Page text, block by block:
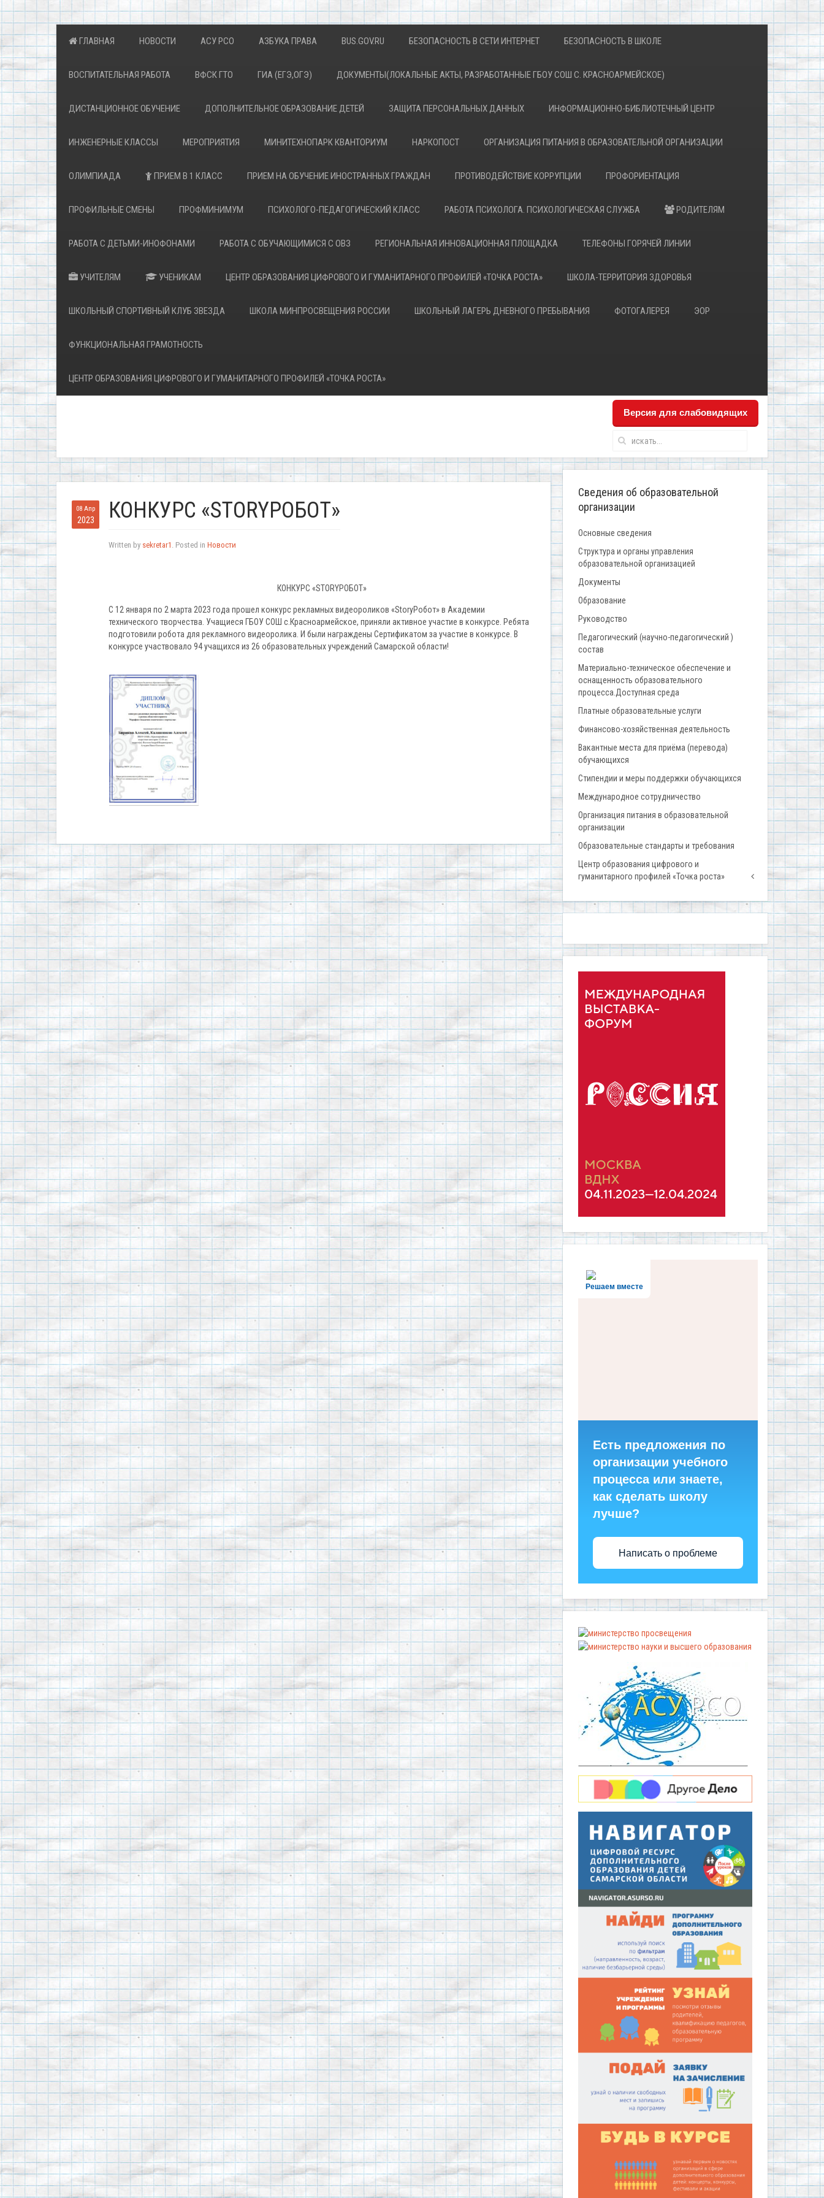
ГЛАВНАЯ НОВОСТИ АСУ РСО АЗБУКА ПРАВА BUS.GOV.RU БЕЗОПАСНОСТЬ В СЕТИ ИНТЕРНЕТ БЕЗОПАСНОСТЬ В ШКОЛЕ
ВОСПИТАТЕЛЬНАЯ РАБОТА ВФСК ГТО ГИА (ЕГЭ,ОГЭ) ДОКУМЕНТЫ(ЛОКАЛЬНЫЕ АКТЫ, РАЗРАБОТАННЫЕ ГБОУ СОШ С. КРАСНОАРМЕЙСКОЕ)
ДИСТАНЦИОННОЕ ОБУЧЕНИЕ ДОПОЛНИТЕЛЬНОЕ ОБРАЗОВАНИЕ ДЕТЕЙ ЗАЩИТА ПЕРСОНАЛЬНЫХ ДАННЫХ ИНФОРМАЦИОННО-БИБЛИОТЕЧНЫЙ ЦЕНТР
ИНЖЕНЕРНЫЕ КЛАССЫ МЕРОПРИЯТИЯ МИНИТЕХНОПАРК КВАНТОРИУМ НАРКОПОСТ ОРГАНИЗАЦИЯ ПИТАНИЯ В ОБРАЗОВАТЕЛЬНОЙ ОРГАНИЗАЦИИ
ОЛИМПИАДА ПРИЕМ В 1 КЛАСС ПРИЕМ НА ОБУЧЕНИЕ ИНОСТРАННЫХ ГРАЖДАН ПРОТИВОДЕЙСТВИЕ КОРРУПЦИИ ПРОФОРИЕНТАЦИЯ
ПРОФИЛЬНЫЕ СМЕНЫ ПРОФМИНИМУМ ПСИХОЛОГО-ПЕДАГОГИЧЕСКИЙ КЛАСС РАБОТА ПСИХОЛОГА. ПСИХОЛОГИЧЕСКАЯ СЛУЖБА РОДИТЕЛЯМ
РАБОТА С ДЕТЬМИ-ИНОФОНАМИ РАБОТА С ОБУЧАЮЩИМИСЯ С ОВЗ РЕГИОНАЛЬНАЯ ИННОВАЦИОННАЯ ПЛОЩАДКА ТЕЛЕФОНЫ ГОРЯЧЕЙ ЛИНИИ
УЧИТЕЛЯМ УЧЕНИКАМ ЦЕНТР ОБРАЗОВАНИЯ ЦИФРОВОГО И ГУМАНИТАРНОГО ПРОФИЛЕЙ «ТОЧКА РОСТА» ШКОЛА-ТЕРРИТОРИЯ ЗДОРОВЬЯ
ШКОЛЬНЫЙ СПОРТИВНЫЙ КЛУБ ЗВЕЗДА ШКОЛА МИНПРОСВЕЩЕНИЯ РОССИИ ШКОЛЬНЫЙ ЛАГЕРЬ ДНЕВНОГО ПРЕБЫВАНИЯ ФОТОГАЛЕРЕЯ ЭОР
ФУНКЦИОНАЛЬНАЯ ГРАМОТНОСТЬ
ЦЕНТР ОБРАЗОВАНИЯ ЦИФРОВОГО И ГУМАНИТАРНОГО ПРОФИЛЕЙ «ТОЧКА РОСТА»
Версия для слабовидящих
08 Апр
2023 КОНКУРС «STORYРОБОТ»
Written by sekretar1 . Posted in Новости
КОНКУРС «STORYРОБОТ»
С 12 января по 2 марта 2023 года прошел конкурс рекламных видеороликов «StoryРобот» в Академии
технического творчества. Учащиеся ГБОУ СОШ с.Красноармейское, приняли активное участие в конкурсе. Ребята
подготовили робота для рекламного видеоролика. И были награждены Сертификатом за участие в конкурсе. В
конкурсе участвовало 94 учащихся из 26 образовательных учреждений Самарской области!
Сведения об образовательной
организации
Основные сведения
Структура и органы управления
образовательной организацией
Документы
Образование
Руководство
Педагогический (научно-педагогический )
состав
Материально-техническое обеспечение и
оснащенность образовательного
процесса.Доступная среда
Платные образовательные услуги
Финансово-хозяйственная деятельность
Вакантные места для приёма (перевода)
обучающихся
Стипендии и меры поддержки обучающихся
Международное сотрудничество
Организация питания в образовательной
организации
Образовательные стандарты и требования
Центр образования цифрового и
гуманитарного профилей «Точка роста»
Решаем вместе
Есть предложения по
организации учебного
процесса или знаете,
как сделать школу
лучше?
Написать о проблеме